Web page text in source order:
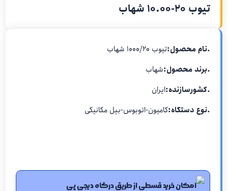
تیوب ۲۰-۱۰.۰۰ شهاب
.نام محصول:تیوب ۱۰۰۰/۲۰ شهاب
.برند محصول:شهاب
.کشورسازنده:ایران
.نوع دستگاه:کامیون-اتوبوس-بیل مکانیکی
امکان خرید قسطی از طریق درگاه دیجی پی